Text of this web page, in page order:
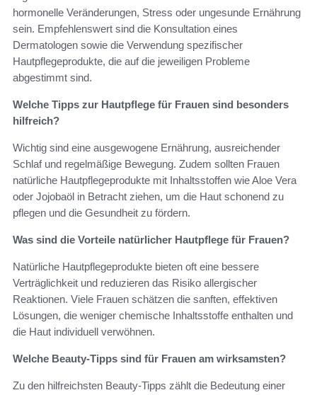
hormonelle Veränderungen, Stress oder ungesunde Ernährung
sein. Empfehlenswert sind die Konsultation eines
Dermatologen sowie die Verwendung spezifischer
Hautpflegeprodukte, die auf die jeweiligen Probleme
abgestimmt sind.
Welche Tipps zur Hautpflege für Frauen sind besonders
hilfreich?
Wichtig sind eine ausgewogene Ernährung, ausreichender
Schlaf und regelmäßige Bewegung. Zudem sollten Frauen
natürliche Hautpflegeprodukte mit Inhaltsstoffen wie Aloe Vera
oder Jojobaöl in Betracht ziehen, um die Haut schonend zu
pflegen und die Gesundheit zu fördern.
Was sind die Vorteile natürlicher Hautpflege für Frauen?
Natürliche Hautpflegeprodukte bieten oft eine bessere
Verträglichkeit und reduzieren das Risiko allergischer
Reaktionen. Viele Frauen schätzen die sanften, effektiven
Lösungen, die weniger chemische Inhaltsstoffe enthalten und
die Haut individuell verwöhnen.
Welche Beauty-Tipps sind für Frauen am wirksamsten?
Zu den hilfreichsten Beauty-Tipps zählt die Bedeutung einer